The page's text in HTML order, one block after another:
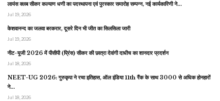
लायंस क्लब सीकर कल्याण धणी का पदस्थापना एवं पुरस्कार समारोह सम्पन्न, नई कार्यकारिणी ने…
Jul 19, 2026
केशवानन्द का जलवा बरकरार, दूसरे दिन भी जीत का सिलसिला जारी
Jul 19, 2026
नीट-यूजी 2026 में पीसीपी (प्रिंस) सीकर की छात्रा देवांगी दाधीच का शानदार प्रदर्शन
Jul 18, 2026
NEET-UG 2026: गुरुकृपा ने रचा इतिहास, ऑल इंडिया 11th रैंक के साथ 3000 से अधिक होनहारों
ने…
Jul 18, 2026